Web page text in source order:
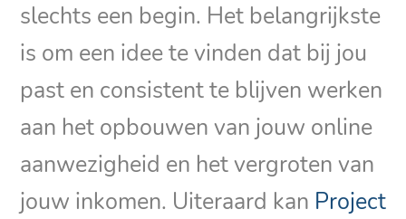
slechts een begin. Het belangrijkste
is om een idee te vinden dat bij jou
past en consistent te blijven werken
aan het opbouwen van jouw online
aanwezigheid en het vergroten van
jouw inkomen. Uiteraard kan Project